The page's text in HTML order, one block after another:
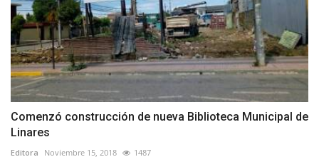
Comenzó construcción de nueva Biblioteca Municipal de
Linares
Editora Noviembre 15, 2018 1487